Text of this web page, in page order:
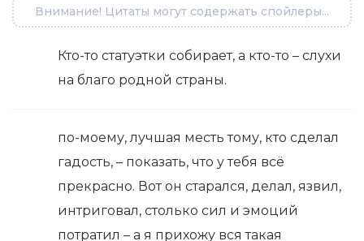
Внимание! Цитаты могут содержать спойлеры...
Кто-то статуэтки собирает, а кто-то – слухи
на благо родной страны.
по-моему, лучшая месть тому, кто сделал
гадость, – показать, что у тебя всё
прекрасно. Вот он старался, делал, язвил,
интриговал, столько сил и эмоций
потратил – а я прихожу вся такая